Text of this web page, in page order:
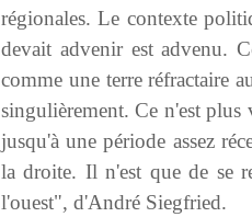
régionales. Le contexte
devait advenir est advenu.
comme une terre réfractaire
singulièrement. Ce n'est
jusqu'à une période assez
la droite. Il n'est que de se
l'ouest", d'André Siegfried.